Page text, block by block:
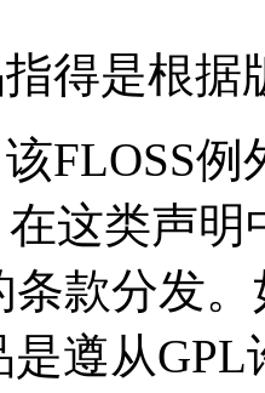
得是根据
该FLOSS例
在这类声
条款分发
是遵从GPL